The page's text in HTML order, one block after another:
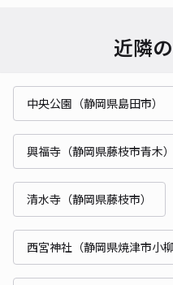
近隣
中央公園（静岡県島田市）
興福寺（静岡県藤枝市青木）
清水寺（静岡県藤枝市）
西宮神社（静岡県焼津市小柳